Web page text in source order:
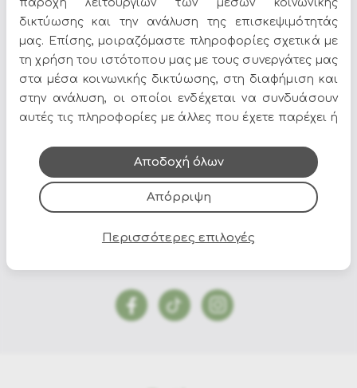
να δώσετε χαρακτήρα στον χώρο σας. Στο Epilegin θα
βρείτε πλούσια γκάμα σε σχέδια, χρώματα και υλικά,
για να ταιριάζουν απόλυτα με το στυλ του σπιτιού σας.
Δείτε περισσότερα στοσπίτι & διακόσμηση.
Όλες οι προσφορές και τα νέα του Epilegin,
στο email και τα social media!
παροχή λειτουργιών των μέσων κοινωνικής
δικτύωσης και την ανάλυση της επισκεψιμότητάς
μας. Επίσης, μοιραζόμαστε πληροφορίες σχετικά με
τη χρήση του ιστότοπου μας με τους συνεργάτες μας
στα μέσα κοινωνικής δικτύωσης, στη διαφήμιση και
στην ανάλυση, οι οποίοι ενδέχεται να συνδυάσουν
αυτές τις πληροφορίες με άλλες που έχετε παρέχει ή
τους.
Απόρριψη
Αποδοχή όλων
Περισσότερες επιλογές